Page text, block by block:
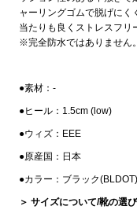
ャーリングゴムで脱げにく
当たりも良くストレスフリ
※完全防水ではありません。
●素材：-
●ヒール：1.5cm (low)
●ウィズ：EEE
●原産国：日本
●カラー：ブラック
＞ サイズについて/靴の選